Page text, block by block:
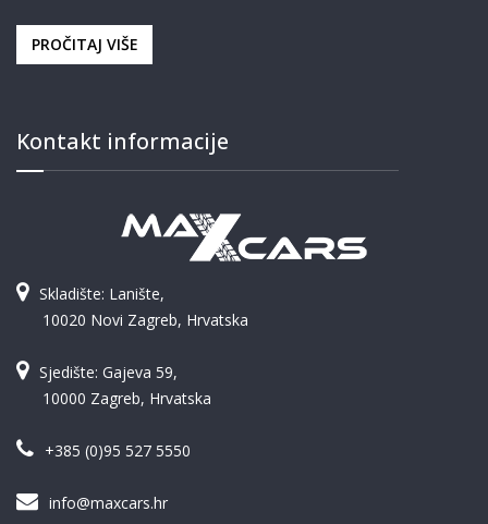
PROČITAJ VIŠE
Kontakt informacije
Skladište: Lanište,
10020 Novi Zagreb, Hrvatska
Sjedište: Gajeva 59,
10000 Zagreb, Hrvatska
+385 (0)95 527 5550
info@maxcars.hr